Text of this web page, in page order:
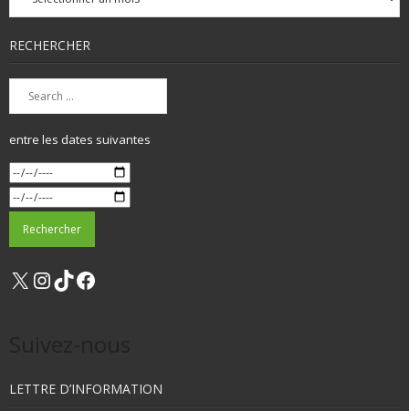
RECHERCHER
entre les dates suivantes
X Instagram
TikTok
LETTRE D’INFORMATION